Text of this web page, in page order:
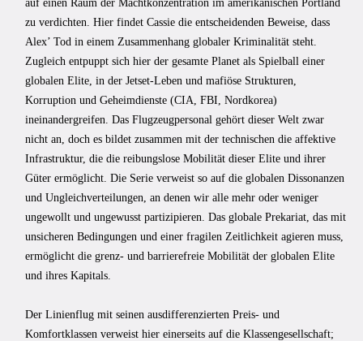
auf einen Raum der Machtkonzentration im amerikanischen Portland
zu verdichten. Hier findet Cassie die entscheidenden Beweise, dass
Alex’ Tod in einem Zusammenhang globaler Kriminalität steht.
Zugleich entpuppt sich hier der gesamte Planet als Spielball einer
globalen Elite, in der Jetset-Leben und mafiöse Strukturen,
Korruption und Geheimdienste (CIA, FBI, Nordkorea)
ineinandergreifen. Das Flugzeugpersonal gehört dieser Welt zwar
nicht an, doch es bildet zusammen mit der technischen die affektive
Infrastruktur, die die reibungslose Mobilität dieser Elite und ihrer
Güter ermöglicht. Die Serie verweist so auf die globalen Dissonanzen
und Ungleichverteilungen, an denen wir alle mehr oder weniger
ungewollt und ungewusst partizipieren. Das globale Prekariat, das mit
unsicheren Bedingungen und einer fragilen Zeitlichkeit agieren muss,
ermöglicht die grenz- und barrierefreie Mobilität der globalen Elite
und ihres Kapitals.
Der Linienflug mit seinen ausdifferenzierten Preis- und
Komfortklassen verweist hier einerseits auf die Klassengesellschaft;